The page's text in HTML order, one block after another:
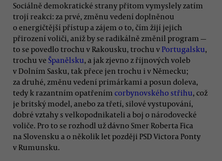
Sociálně demokratické strany přitom vymyslely zatím
trojí reakci: za prvé, změnu vedení doplněnou
o energičtější přístup a zájem o to, čím žijí jejich
přirození voliči, aniž by se radikálně změnil program —
to se povedlo trochu v Rakousku, trochu v Portugalsku,
trochu ve Španělsku, a jak zjevno z říjnových voleb
v Dolním Sasku, tak přece jen trochu i v Německu;
za druhé, změnu vedení primárkami a posun doleva,
tedy k razantním opatřením corbynovského střihu, což
je britský model, anebo za třetí, silové vystupování,
dobré vztahy s velkopodnikateli a boj o národovecké
voliče. Pro to se rozhodl už dávno Smer Roberta Fica
na Slovensku a o několik let později PSD Victora Ponty
v Rumunsku.